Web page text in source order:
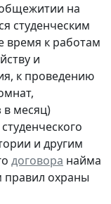
на
студенческим
время к работам
и
к проведению
в месяц)
и другим
договора найма
охраны